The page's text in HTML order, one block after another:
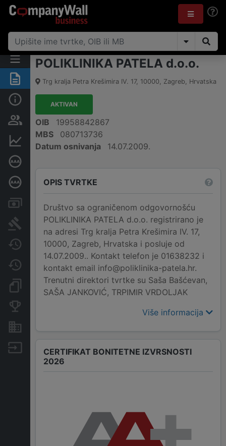
Sažetak
Osobe i vlasništvo
Dubinska bonitetna ocjena
Računi i blokade
Sudske objave
Javne nabavke
Promjene
Dokumenti i objave
Izvoz
POLIKLINIKA PATELA d.o.o.
Trg kralja Petra Krešimira IV. 17, 10000, Zagreb, Hrvatska
AKTIVAN
OIB
19958842867
MBS
080713736
Datum osnivanja
14.07.2009.
OPIS TVRTKE
Društvo sa ograničenom odgovornošću
POLIKLINIKA PATELA d.o.o. registrirano je
na adresi Trg kralja Petra Krešimira IV. 17,
10000, Zagreb, Hrvatska i posluje od
14.07.2009.. Kontakt telefon je 01638232 i
kontakt email info@poliklinika-patela.hr.
Trenutni direktori tvrtke su Saša Bašćevan,
SAŠA JANKOVIĆ, TRPIMIR VRDOLJAK
Više informacija
CERTIFIKAT BONITETNE IZVRSNOSTI
2026